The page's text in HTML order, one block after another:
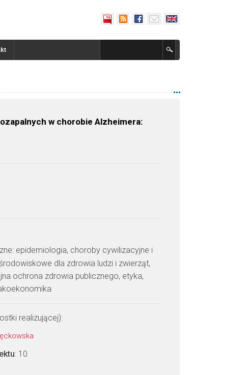
w chorobie Alzheimera:
epidemiologia, choroby cywilizacyjne i
dla zdrowia ludzi i zwierząt,
ochrona zdrowia publicznego, etyka,
realizującej):
: 10